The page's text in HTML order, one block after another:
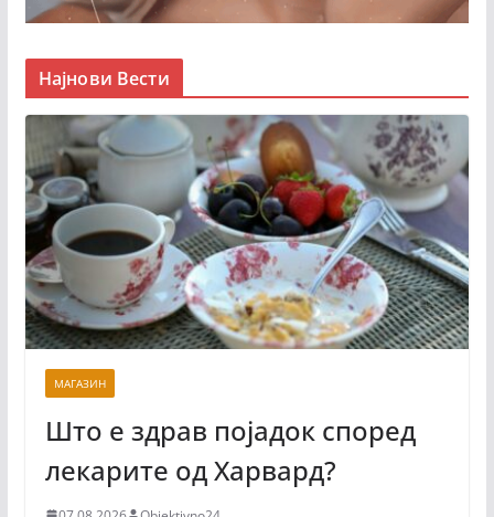
Најнови Вести
МАГАЗИН
Што е здрав појадок според
лекарите од Харвард?